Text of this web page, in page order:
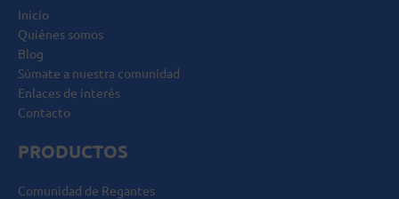
Inicio
Quiénes somos
Blog
Súmate a nuestra comunidad
Enlaces de interés
Contacto
PRODUCTOS
Comunidad de Regantes